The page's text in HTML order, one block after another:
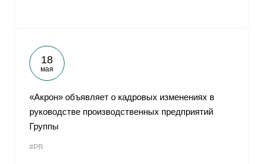
18
мая
«Акрон» объявляет о кадровых изменениях в
руководстве производственных предприятий
Группы
#PR